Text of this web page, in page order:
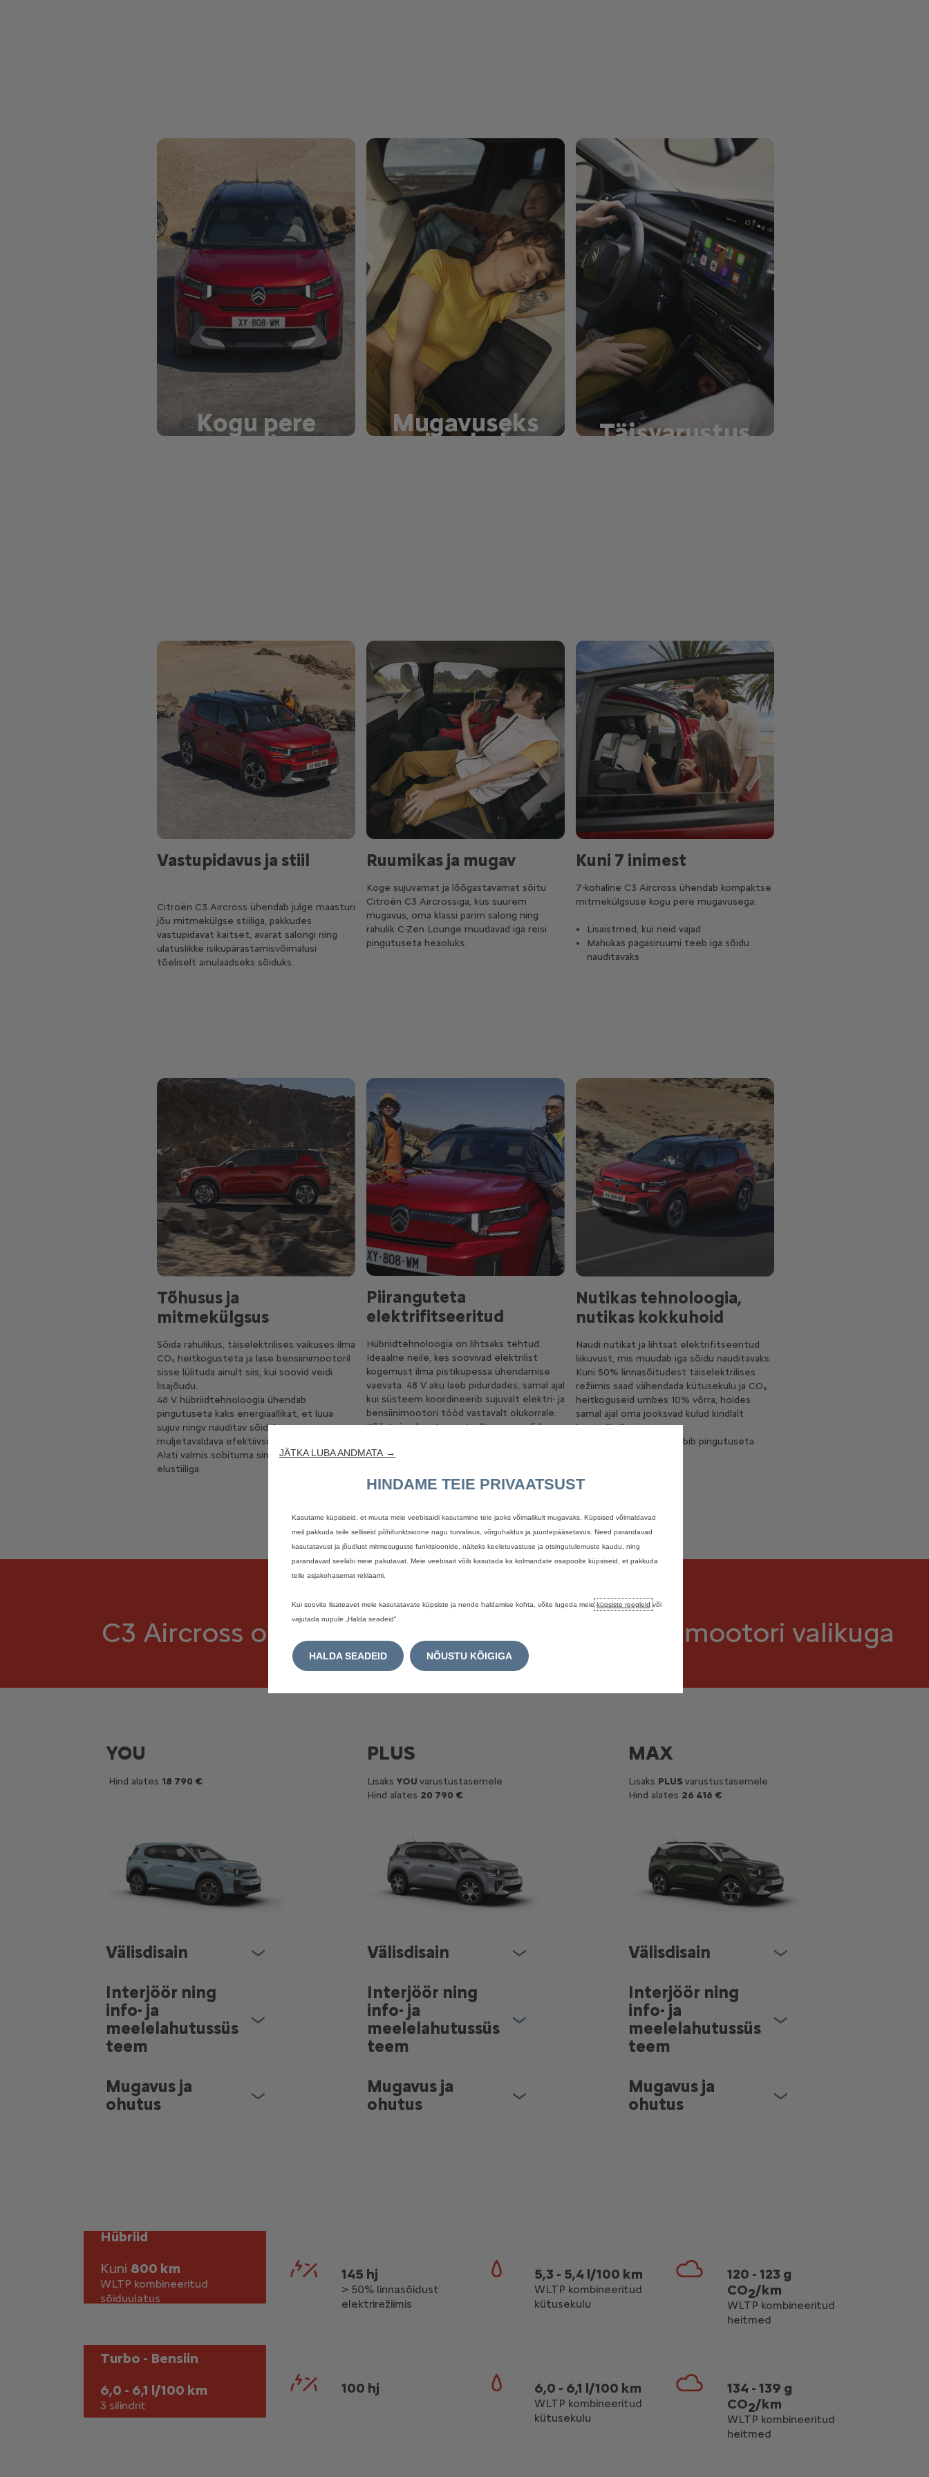
Kogu pere
maastur
Mugavuseks
loodud Täisvarustus
Vastupidavus ja stiil
Citroën C3 Aircross ühendab julge maasturi
jõu mitmekülgse stiiliga, pakkudes
vastupidavat kaitset, avarat salongi ning
ulatuslikke isikupärastamisvõimalusi
tõeliselt ainulaadseks sõiduks.
Ruumikas ja mugav
Koge sujuvamat ja lõõgastavamat sõitu
Citroën C3 Aircrossiga, kus suurem
mugavus, oma klassi parim salong ning
rahulik C-Zen Lounge muudavad iga reisi
pingutuseta heaoluks.
Kuni 7 inimest
7-kohaline C3 Aircross ühendab kompaktse
mitmekülgsuse kogu pere mugavusega:
Lisaistmed, kui neid vajad
Mahukas pagasiruumi teeb iga sõidu
nauditavaks
Tõhusus ja
mitmekülgsus
Sõida rahulikus, täiselektrilises vaikuses ilma
CO₂ heitkogusteta ja lase bensiinimootoril
sisse lülituda ainult siis, kui soovid veidi
lisajõudu.
48 V hübriidtehnoloogia ühendab
pingutuseta kaks energiaallikat, et luua
sujuv ningv nauditav sõidukogemus
muljetavaldava efektiivsusega.
Alati valmis sobituma sinu rütmi ja
elustiiliga.
Piiranguteta
elektrifitseeritud
Hübriidtehnoloogia on lihtsaks tehtud.
Ideaalne neile, kes soovivad elektrilist
kogemust ilma pistikupessa ühendamise
vaevata. 48 V aku laeb pidurdades, samal ajal
kui süsteem koordineerib sujuvalt elektri- ja
bensiinimootori tööd vastavalt olukorrale.
Kõik toimub automaatselt, sina naudid
Nutikas tehnoloogia,
nutikas kokkuhoid
Naudi nutikat ja lihtsat elektrifitseeritud
liikuvust, mis muudab iga sõidu nauditavaks.
Kuni 50% linnasõitudest täiselektrilises
režiimis saad vähendada kütusekulu ja CO₂
heitkoguseid umbes 10% võrra, hoides
samal ajal oma jooksvad kulud kindlalt
kontrolli all.
See on tõhusus, mis sobib pingutuseta
C3 Aircross on saadaval varustustaseme & mootori valikuga
YOU
Hind alates 18 790 €
Välisdisain
Interjöör ning
info- ja
meelelahutussüs
teem
Mugavus ja
ohutus
PLUS
LisaksYOUvarustustasemele
Hind alates 20 790 €
Välisdisain
Interjöör ning
info- ja
meelelahutussüs
teem
Mugavus ja
ohutus
MAX
Lisaks PLUSvarustustasemele
Hind alates 26 416 €
Välisdisain
Interjöör ning
info- ja
meelelahutussüs
teem
Mugavus ja
ohutus
Hübriid
Kuni 800 km
WLTP kombineeritud
sõiduulatus
145 hj
> 50% linnasõidust
elektrirežiimis
5,3 - 5,4 l/100 km
WLTP kombineeritud
kütusekulu
120 - 123 g
CO2/km
WLTP kombineeritud
heitmed
Turbo - Bensiin
6,0 - 6,1 l/100 km
3 silindrit
100 hj 6,0 - 6,1 l/100 km
WLTP kombineeritud
kütusekulu
134 - 139 g
CO2/km
WLTP kombineeritud
heitmed
JÄTKA LUBA ANDMATA →
HINDAME TEIE PRIVAATSUST
Kasutame küpsiseid, et muuta meie veebisaidi kasutamine teie jaoks võimalikult mugavaks. Küpsised võimaldavad
meil pakkuda teile selliseid põhifunktsioone nagu turvalisus, võrguhaldus ja juurdepääsetavus. Need parandavad
kasutatavust ja jõudlust mitmesuguste funktsioonide, näiteks keeletuvastuse ja otsingutulemuste kaudu, ning
parandavad seeläbi meie pakutavat. Meie veebisait võib kasutada ka kolmandate osapoolte küpsiseid, et pakkuda
teile asjakohasemat reklaami.
Kui soovite lisateavet meie kasutatavate küpsiste ja nende haldamise kohta, võite lugeda meie küpsiste reegleid või
vajutada nupule „Halda seadeid“.
HALDA SEADEID NÕUSTU KÕIGIGA